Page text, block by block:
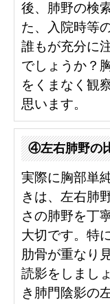
後、肺野の検
た、入院時等
誰もが充分に
でしょうか？
をくまなく観
思います。
④左右肺野の
実際に胸部単
きは、左右肺
さの肺野を丁
大切です。特
肋骨が重なり
読影をしまし
き肺門陰影の